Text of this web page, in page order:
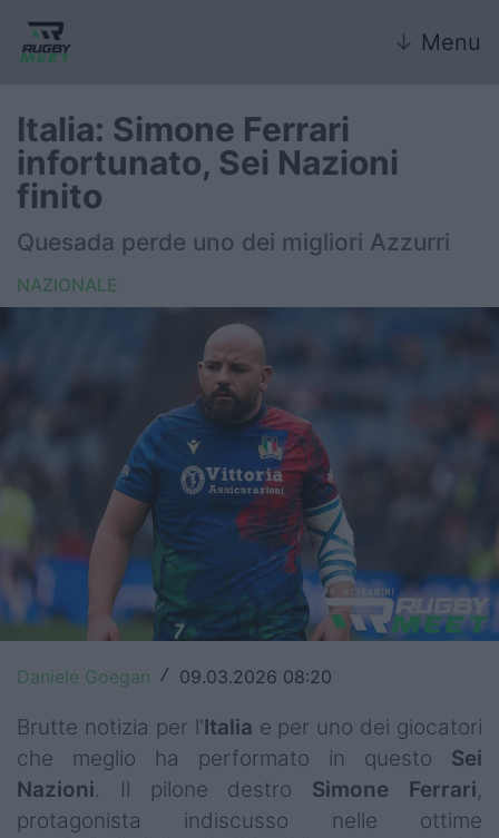
↓ Menu
Nazionale
Nazionali giovanili
Rugby Sevens
United Rugby Championship
Premiership
Champions Cup
Challenge Cup
World Rugby
Rugby World Cup
Super Rugby
Italia: Simone Ferrari
infortunato, Sei Nazioni
finito
Quesada perde uno dei migliori Azzurri
NAZIONALE
Daniele Goegan / 09.03.2026 08:20
Brutte notizia per l'Italia e per uno dei giocatori
che meglio ha performato in questo Sei
Nazioni. Il pilone destro Simone Ferrari,
protagonista indiscusso nelle ottime